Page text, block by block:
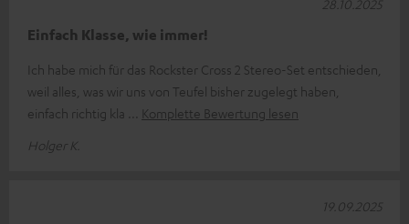
Einfach Klasse, wie immer!
Ich habe mich für das Rockster Cross 2 Stereo-Set entschieden,
weil alles, was wir uns von Teufel bisher zugelegt haben,
einfach richtig kla
Komplette Bewertung lesen
Holger K.
28.10.2025
19.09.2025